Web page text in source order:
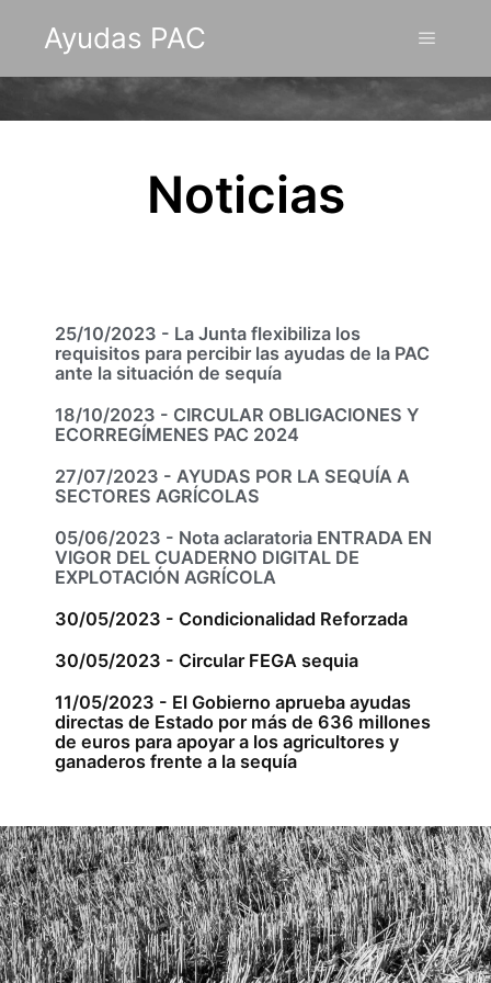
Ayudas PAC
Noticias
25/10/2023 - La Junta flexibiliza los
requisitos para percibir las ayudas de la PAC
ante la situación de sequía
18/10/2023 - CIRCULAR OBLIGACIONES Y
ECORREGÍMENES PAC 2024
27/07/2023 - AYUDAS POR LA SEQUÍA A
SECTORES AGRÍCOLAS
05/06/2023 - Nota aclaratoria ENTRADA EN
VIGOR DEL CUADERNO DIGITAL DE
EXPLOTACIÓN AGRÍCOLA
30/05/2023 - Condicionalidad Reforzada
30/05/2023 - Circular FEGA sequia
11/05/2023 - El Gobierno aprueba ayudas
directas de Estado por más de 636 millones
de euros para apoyar a los agricultores y
ganaderos frente a la sequía